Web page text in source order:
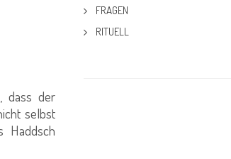
dass der
selbst
Haddsch
FRAGEN
RITUELL